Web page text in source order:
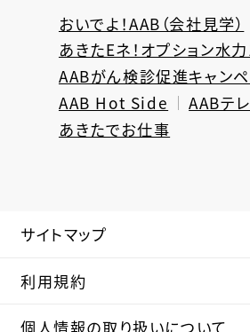
おいでよ！AAB（会社見学）
あきたEネ！オプション水
AABがん検診促進キャン
AAB Hot Side
AABテ
あきたでお仕事
サイトマップ
利用規約
個人情報の取り扱いについて